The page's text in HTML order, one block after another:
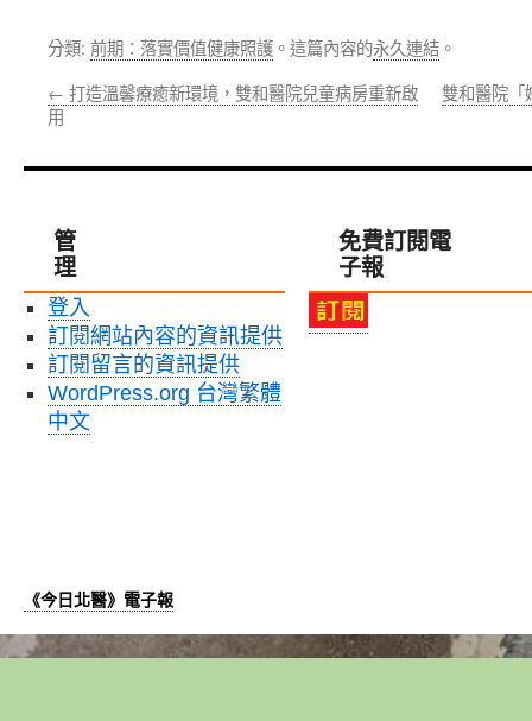
分類: 前期：落實價值健康照護 。這篇內容的永久連結 。
← 打造溫馨療癒新環境，雙和醫院兒童病房重新啟
用
雙和醫院「
管
理
登入
訂閱網站內容的資訊提供
訂閱留言的資訊提供
WordPress.org 台灣繁體
中文
免費訂閱電
子報
《今日北醫》電子報